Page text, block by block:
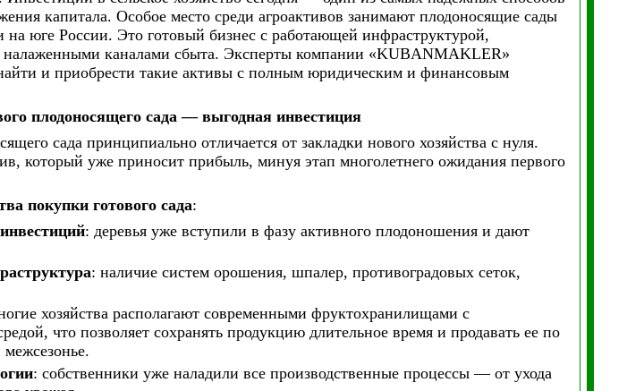
капитала. Особое место среди агроактивов занимают плодоносящие сады
на юге России. Это готовый бизнес с работающей инфраструктурой,
каналами сбыта. Эксперты компании «KUBANMAKLER»
и приобрести такие активы с полным юридическим и финансовым
плодоносящего сада — выгодная инвестиция
сада принципиально отличается от закладки нового хозяйства с нуля.
который уже приносит прибыль, минуя этап многолетнего ожидания первого
покупки готового сада:
: деревья уже вступили в фазу активного плодоношения и дают
: наличие систем орошения, шпалер, противоградовых сеток,
хозяйства располагают современными фруктохранилищами с
что позволяет сохранять продукцию длительное время и продавать ее по
: собственники уже наладили все производственные процессы — от ухода